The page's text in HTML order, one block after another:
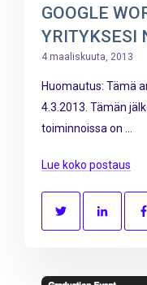
GOOGLE
YRITYKSESI
4 maaliskuuta, 2013
Huomautus: Tämä
4.3.2013. Tämän
toiminnoissa on ...
Lue koko postaus